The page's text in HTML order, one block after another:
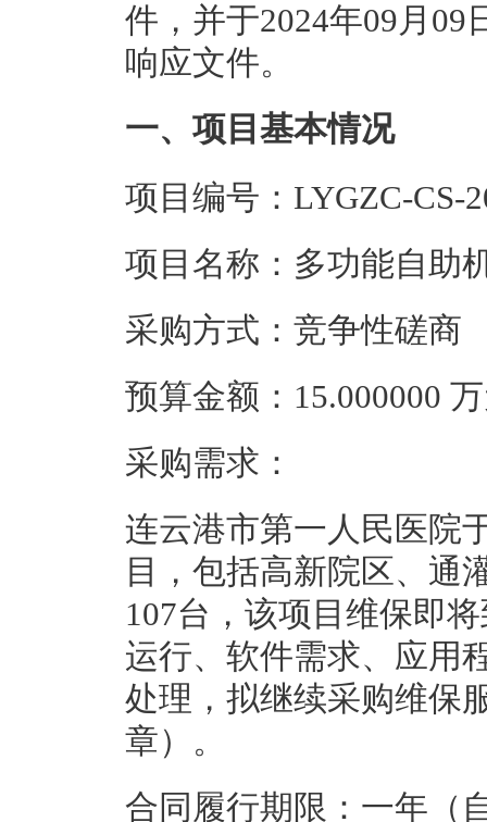
件，并于2024年09月09
响应文件。
一、项目基本情况
项目编号：LYGZC-CS-
项目名称：多功能自助
采购方式：竞争性磋商
预算金额：15.000000
采购需求：
连云港市第一人民医院
目，包括高新院区、通
107台，该项目维保即
运行、软件需求、应用
处理，拟继续采购维保
章）。
合同履行期限：一年（